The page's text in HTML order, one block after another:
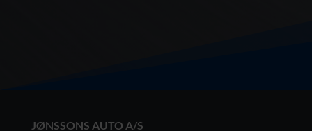
JØNSSONS AUTO A/S